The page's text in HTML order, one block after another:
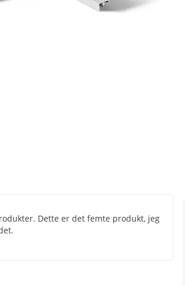
Dette er det femte produkt, jeg